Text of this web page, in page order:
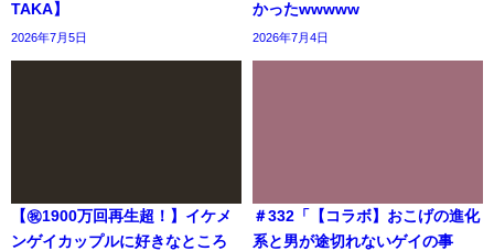
TAKA】
2026年7月5日
かったwwwww
2026年7月4日
【㊗️1900万回再生超！】イケメ
ンゲイカップルに好きなところ
＃332「【コラボ】おこげの進化
系と男が途切れないゲイの事